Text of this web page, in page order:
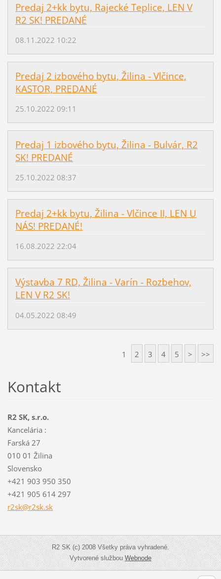
Predaj 2+kk bytu, Rajecké Teplice, LEN V
R2 SK! PREDANÉ
08.11.2022 10:22
Predaj 2 izbového bytu, Žilina - Vlčince,
KASTOR, PREDANÉ
25.10.2022 09:11
Predaj 1 izbového bytu, Žilina - Bulvár, R2
SK! PREDANÉ
25.10.2022 08:37
Predaj 2+kk bytu, Žilina - Vlčince II, LEN U
NÁS! PREDANÉ!
16.08.2022 22:04
Výstavba 7 RD, Žilina - Varín - Rozbehov,
LEN V R2 SK!
04.05.2022 08:49
1 2 3 4 5 > >>
Kontakt
R2 SK, s.r.o.
Kancelária :
Farská 27
010 01 Žilina
Slovensko
+421 903 950 350
+421 905 614 297
r2sk@r2sk.sk
R2 SK (c) 2008 Všetky práva vyhradené.
Vytvorené službouWebnode